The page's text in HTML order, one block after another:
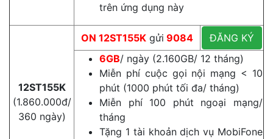
trên ứng dụng này
12ST155K
(1.860.000đ/
360 ngày)
ON 12ST155K gửi 9084
ĐĂNG KÝ
6GB/ ngày (2.160GB/ 12 tháng)
Miễn phí cuộc gọi nội mạng < 10
phút (1000 phút tối đa/ tháng)
Miễn phí 100 phút ngoại mạng/
tháng
Tặng 1 tài khoản dịch vụ MobiFone